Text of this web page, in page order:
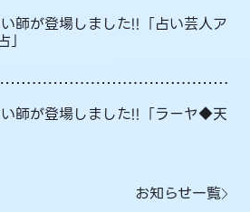
師が登場しました!!「占い芸人ア
師が登場しました!!「ラーヤ◆天
お知らせ一覧